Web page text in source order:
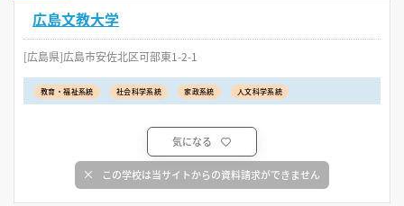
広島文教大学
[広島県]広島市安佐北区可部東1-2-1
教育・福祉系統 社会科学系統 家政系統 人文科学系統
気になる
この学校は当サイトからの資料請求ができません